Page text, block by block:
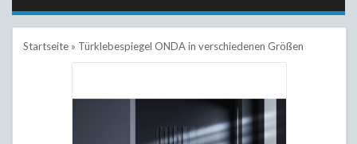
Startseite» Türklebespiegel ONDA in verschiedenen Größen